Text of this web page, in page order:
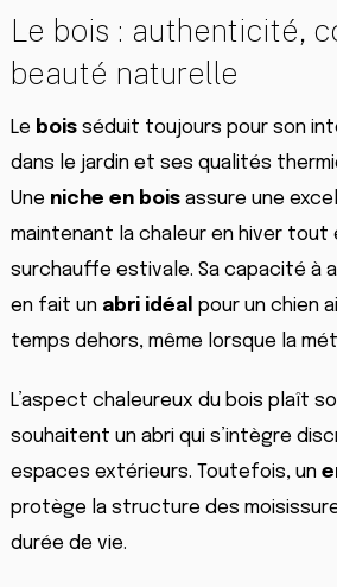
Le bois : authenticité,
beauté naturelle
Le boisséduit toujours pour son
dans le jardin et ses qualités
Une niche en boisassure une
maintenant la chaleur en hiver tout
surchauffe estivale. Sa capacité à
en fait un abri idéal pour un chien
temps dehors, même lorsque la
L’aspect chaleureux du bois plaît
souhaitent un abri qui s’intègre
espaces extérieurs. Toutefois, un
protège la structure des
durée de vie.